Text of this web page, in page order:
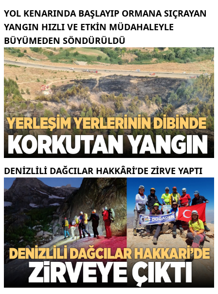
YOL KENARINDA BAŞLAYIP ORMANA SIÇRAYAN
YANGIN HIZLI VE ETKIN MÜDAHALEYLE
BÜYÜMEDEN SÖNDÜRÜLDÜ
DENIZLILI DAĞCILAR HAKKÂRI’DE ZIRVE YAPTI